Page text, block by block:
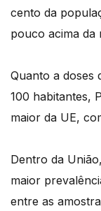
cento da
pouco acima da
Quanto a doses
100 habitantes,
maior da UE,
Dentro da
maior
entre as